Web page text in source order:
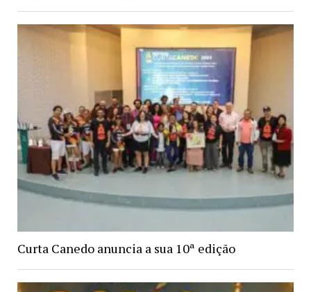
Curta Canedo anuncia a sua 10ª edição